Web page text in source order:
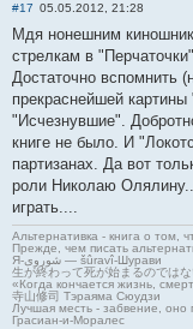
#17 05.05.2012, 21:28
Мдя нонешним
стрелкам в
Достаточно вспомнить
прекраснейшей
"Исчезнувшие".
книге не было. И
партизанах. Да вот
роли Николаю
играть....
Альтернативка - книга о том,
Прежде, чем писать
Я-شوروی — šûravî-Шурави
生が終わって死が始まるのでは
«Когда кончается жизнь,
寺山修司 Тэраяма Сюудзи
Лучшая месть - забвение, оно
Грасиан-и-Моралес